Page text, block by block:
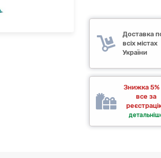
Доставка
всіх містах
України
Знижка 5%
все за